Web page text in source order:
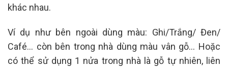
khác nhau.
Ví dụ như bên ngoài dùng màu: Ghi/Trắng/ Đen/
Café… còn bên trong nhà dùng màu vân gỗ… Hoặc
có thể sử dụng 1 nửa trong nhà là gỗ tự nhiên, liên